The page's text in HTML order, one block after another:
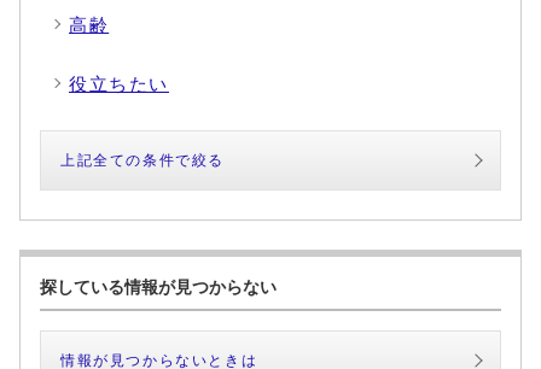
高齢
役立ちたい
上記全ての条件で絞る
探している情報が見つからない
情報が見つからないときは